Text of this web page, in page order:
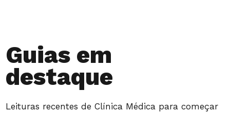
Guias em
destaque
Leituras recentes de Clínica Médica para começar